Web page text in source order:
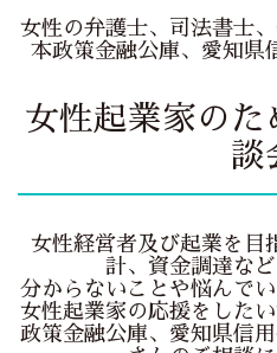
女性の弁護士、司法書士
本政策金融公庫、愛知県
女性起業家のた
談
女性経営者及び起業を目
計、資金調達など
分からないことや悩んで
女性起業家の応援をした
政策金融公庫、愛知県信